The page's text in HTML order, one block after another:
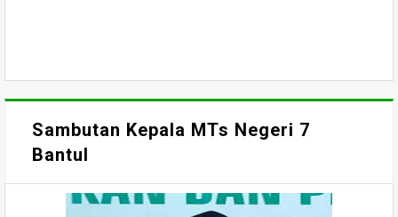
Sambutan Kepala MTs Negeri 7
Bantul